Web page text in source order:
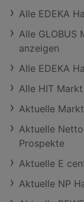
Alle EDEKA
Alle GLOBUS
anzeigen
Alle EDEKA
Alle HIT
Aktuelle
Aktuelle
Prospekte
Aktuelle E
Aktuelle NP